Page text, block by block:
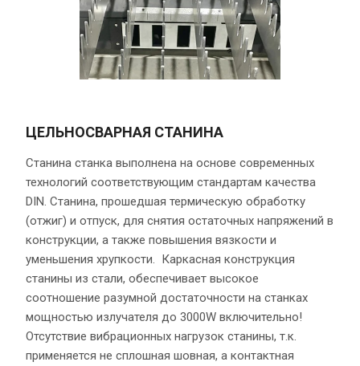
ЦЕЛЬНОСВАРНАЯ СТАНИНА
Станина станка выполнена на основе современных
технологий соответствующим стандартам качества
DIN. Станина, прошедшая термическую обработку
(отжиг) и отпуск, для снятия остаточных напряжений в
конструкции, а также повышения вязкости и
уменьшения хрупкости. Каркасная конструкция
станины из стали, обеспечивает высокое
соотношение разумной достаточности на станках
мощностью излучателя до 3000W включительно!
Отсутствие вибрационных нагрузок станины, т.к.
применяется не сплошная шовная, а контактная